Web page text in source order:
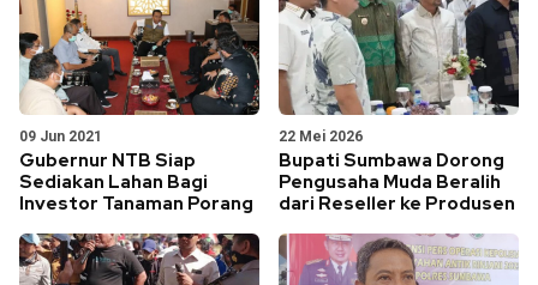
09 Jun 2021
Gubernur NTB Siap
Sediakan Lahan Bagi
Investor Tanaman Porang
22 Mei 2026
Bupati Sumbawa Dorong
Pengusaha Muda Beralih
dari Reseller ke Produsen